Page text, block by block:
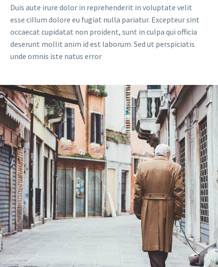
Duis aute irure dolor in reprehenderit in voluptate velit
esse cillum dolore eu fugiat nulla pariatur. Excepteur sint
occaecat cupidatat non proident, sunt in culpa qui officia
deserunt mollit anim id est laborum. Sed ut perspiciatis
unde omnis iste natus error